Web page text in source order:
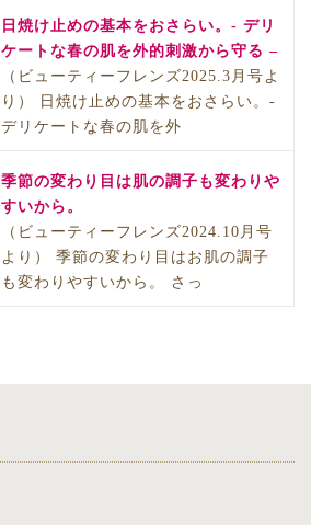
日焼け止めの基本をおさらい。- デリ
ケートな春の肌を外的刺激から守る –
（ビューティーフレンズ2025.3月号よ
り） 日焼け止めの基本をおさらい。-
デリケートな春の肌を外
季節の変わり目は肌の調子も変わりや
すいから。
（ビューティーフレンズ2024.10月号
より） 季節の変わり目はお肌の調子
も変わりやすいから。 さっ